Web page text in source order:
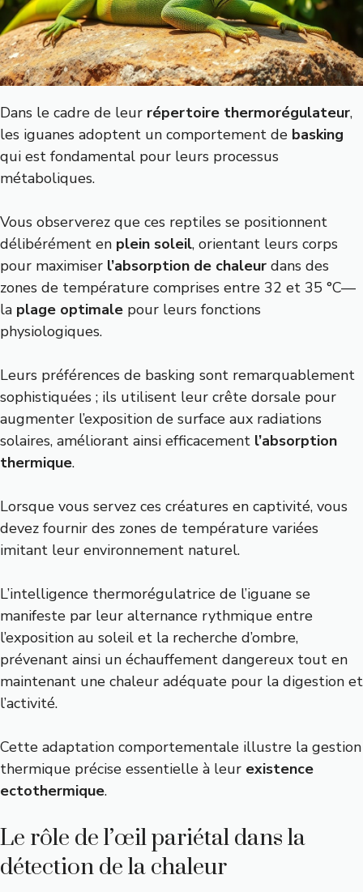
Dans le cadre de leur répertoire thermorégulateur,
les iguanes adoptent un comportement de basking
qui est fondamental pour leurs processus
métaboliques.
Vous observerez que ces reptiles se positionnent
délibérément en plein soleil, orientant leurs corps
pour maximiser l’absorption de chaleur dans des
zones de température comprises entre 32 et 35 °C—
la plage optimale pour leurs fonctions
physiologiques.
Leurs préférences de basking sont remarquablement
sophistiquées ; ils utilisent leur crête dorsale pour
augmenter l’exposition de surface aux radiations
solaires, améliorant ainsi efficacement l’absorption
thermique.
Lorsque vous servez ces créatures en captivité, vous
devez fournir des zones de température variées
imitant leur environnement naturel.
L’intelligence thermorégulatrice de l’iguane se
manifeste par leur alternance rythmique entre
l’exposition au soleil et la recherche d’ombre,
prévenant ainsi un échauffement dangereux tout en
maintenant une chaleur adéquate pour la digestion et
l’activité.
Cette adaptation comportementale illustre la gestion
thermique précise essentielle à leur existence
ectothermique.
Le rôle de l’œil pariétal dans la
détection de la chaleur